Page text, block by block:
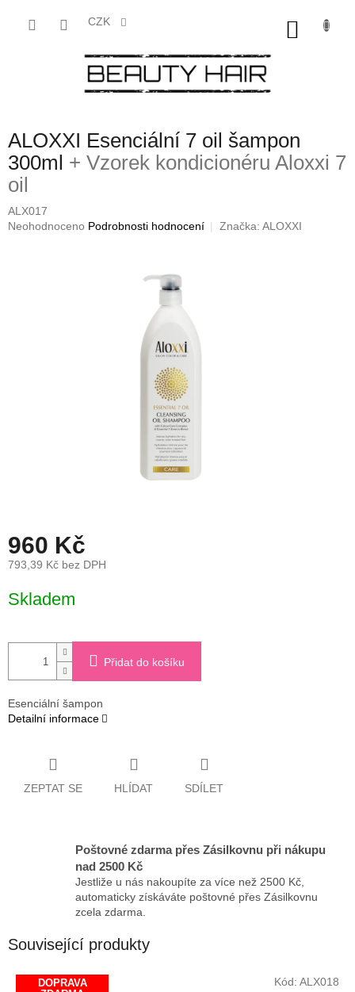
CZK
ALOXXI Esenciální 7 oil šampon
300ml + Vzorek kondicionéru Aloxxi 7
oil
ALX017
Průměrné
Neohodnoceno Podrobnosti hodnocení Značka: ALOXXI
960 Kč
793,39 Kč bez DPH
cena:
Skladem
Přidat do košíku
Esenciální šampon
Detailní informace
ZEPTAT SE HLÍDAT SDÍLET
Poštovné zdarma přes Zásilkovnu při nákupu
nad 2500 Kč
Jestliže u nás nakoupíte za více než 2500 Kč,
automaticky získáváte poštovné přes Zásilkovnu
zcela zdarma.
Související produkty
DOPRAVA
Kód: ALX018